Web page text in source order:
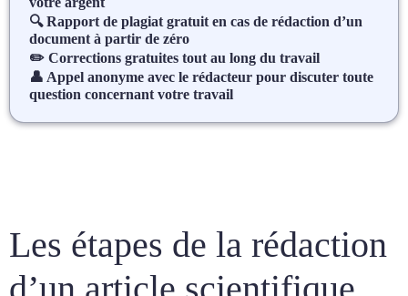
🔍 Rapport de plagiat gratuit en cas de rédaction d’un
document à partir de zéro
✏️ Corrections gratuites tout au long du travail
👤 Appel anonyme avec le rédacteur pour discuter toute
question concernant votre travail
Les étapes de la rédaction